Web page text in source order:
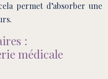
permet d’absorber une
:
médicale